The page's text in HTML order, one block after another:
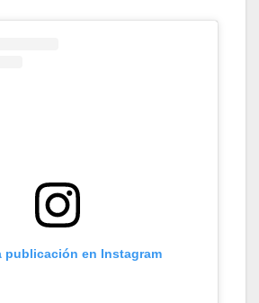
publicación en Instagram